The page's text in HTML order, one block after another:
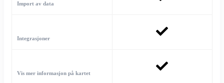
Import av data
Integrasjoner
Vis mer informasjon på kartet